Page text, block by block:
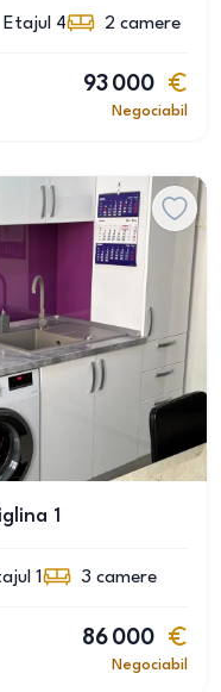
Etajul 4 2 camere
93 000
Negociabil
1
1 3 camere
86 000
Negociabil